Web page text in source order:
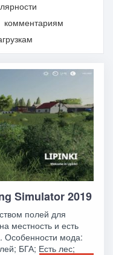
комментариям
Simulator 2019
полей для
местность и есть
Особенности мода:
БГА; Есть лес;